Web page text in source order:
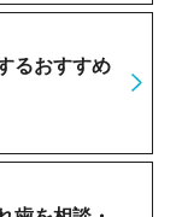
るおすすめ